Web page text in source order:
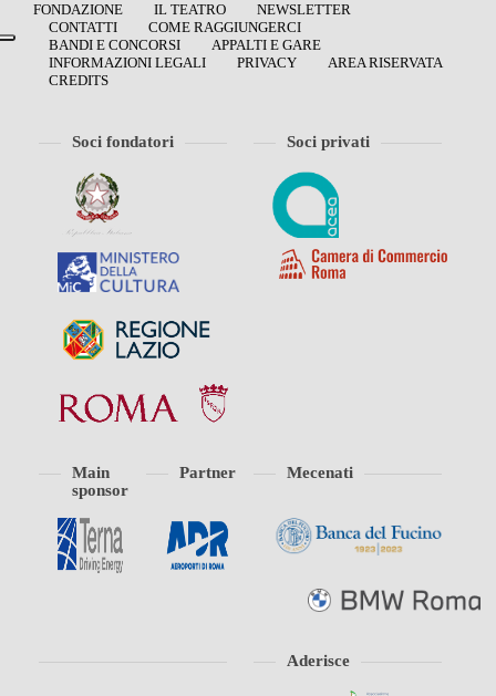
FONDAZIONE IL TEATRO
NEWSLETTER
CONTATTI
COME RAGGIUNGERCI
BANDI E CONCORSI
APPALTI E GARE
INFORMAZIONI LEGALI
PRIVACY
AREA RISERVATA
CREDITS
Soci fondatori Soci privati
Main
sponsor
Partner Mecenati
Aderisce